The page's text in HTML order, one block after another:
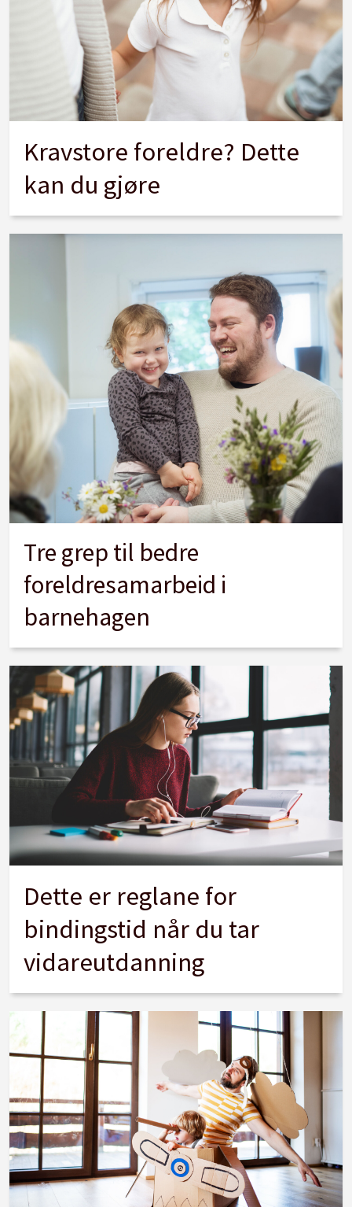
Kravstore foreldre? Dette
kan du gjøre
Tre grep til bedre
foreldresamarbeid i
barnehagen
Dette er reglane for
bindingstid når du tar
vidareutdanning